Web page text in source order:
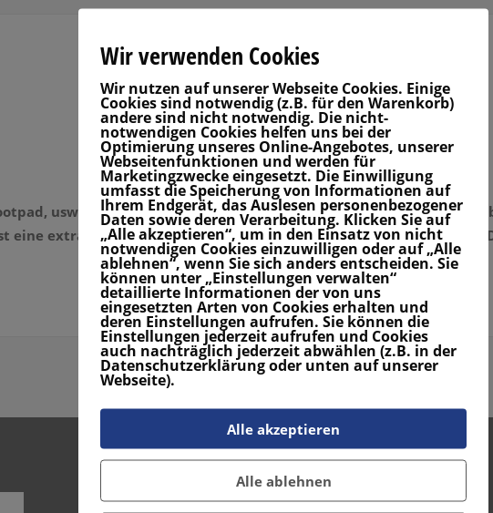
usw. ist eine Schaumstoffmatte, die am Tail des Surfbords
eine extra Erhöhung auf dem Surf-Pad. Das Kicktail nutzt du für
instagram
Wir verwenden Cookies
Wir nutzen auf unserer Webseite Cookies. Einige
Cookies sind notwendig (z.B. für den Warenkorb)
andere sind nicht notwendig. Die nicht-
notwendigen Cookies helfen uns bei der
Optimierung unseres Online-Angebotes, unserer
Webseitenfunktionen und werden für
Marketingzwecke eingesetzt. Die Einwilligung
umfasst die Speicherung von Informationen auf
Ihrem Endgerät, das Auslesen personenbezogener
Daten sowie deren Verarbeitung. Klicken Sie auf
„Alle akzeptieren“, um in den Einsatz von nicht
notwendigen Cookies einzuwilligen oder auf „Alle
ablehnen“, wenn Sie sich anders entscheiden. Sie
können unter „Einstellungen verwalten“
detaillierte Informationen der von uns
eingesetzten Arten von Cookies erhalten und
deren Einstellungen aufrufen. Sie können die
Einstellungen jederzeit aufrufen und Cookies
auch nachträglich jederzeit abwählen (z.B. in der
Datenschutzerklärung oder unten auf unserer
Webseite).
Alle akzeptieren
Alle ablehnen